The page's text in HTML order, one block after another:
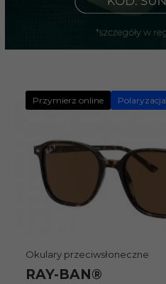
Przymierz online Polaryzacja
Okulary przeciwsłoneczne
RAY-BAN®